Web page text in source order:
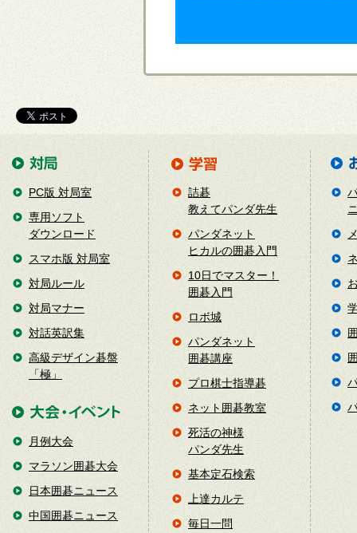
PC版 対局室
専用ソフト
ダウンロード
スマホ版 対局室
対局ルール
対局マナー
対話英訳集
高級デザイン碁盤
「極」
月例大会
マラソン囲碁大会
日本囲碁ニュース
中国囲碁ニュース
詰碁
教えてパンダ先生
パンダネット
ヒカルの囲碁入門
10日でマスター！
囲碁入門
ロボ城
パンダネット
囲碁講座
プロ棋士指導碁
ネット囲碁教室
死活の神様
パンダ先生
基本定石検索
上達カルテ
毎日一問